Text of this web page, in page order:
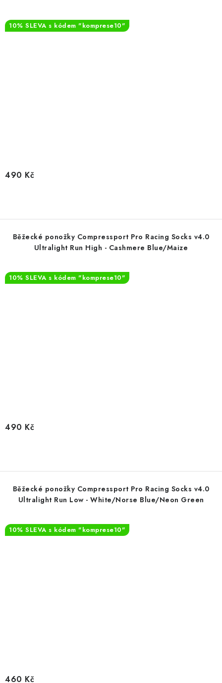
10% SLEVA s kódem "komprese10"
490 Kč
Běžecké ponožky Compressport Pro Racing Socks v4.0
Ultralight Run High - Cashmere Blue/Maize
10% SLEVA s kódem "komprese10"
490 Kč
Běžecké ponožky Compressport Pro Racing Socks v4.0
Ultralight Run Low - White/Norse Blue/Neon Green
10% SLEVA s kódem "komprese10"
460 Kč